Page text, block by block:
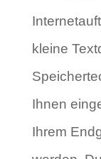
kleine
Ihnen
Ihrem